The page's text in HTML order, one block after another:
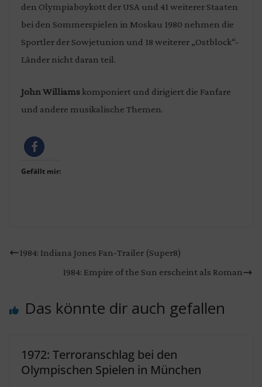
den Olympiaboykott der USA und 41 weiterer Staaten
bei den Sommerspielen in Moskau 1980 nehmen die
Sportler der Sowjetunion und 18 weiterer „Ostblock“-
Länder nicht daran teil.
John Williams komponiert und dirigiert die Fanfare
und andere musikalische Themen.
Gefällt mir:
1984: Indiana Jones Fan-Trailer (Super8)
1984: Empire of the Sun erscheint als Roman
Das könnte dir auch gefallen
1972: Terroranschlag bei den
Olympischen Spielen in München